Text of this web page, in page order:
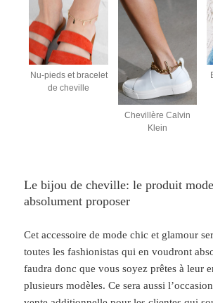
Nu-pieds et bracelet
de cheville
Chevillère Calvin
Klein
Le bijou de cheville: le produit
absolument proposer
Cet accessoire de mode chic et glamour
toutes les fashionistas qui en voudront
faudra donc que vous soyez prêtes à leur
plusieurs modèles. Ce sera aussi